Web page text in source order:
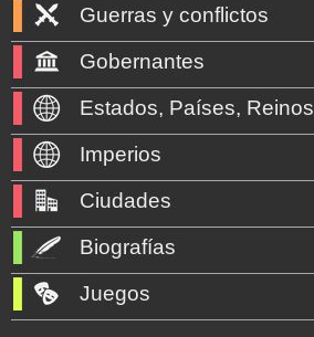
Guerras y conflictos
Gobernantes
Estados, Países, Reinos
Imperios
Ciudades
Biografías
Juegos